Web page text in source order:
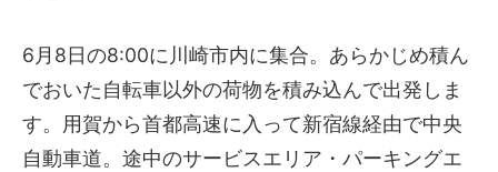
6月8日の8:00に川崎市内に集合。あらかじめ積ん
でおいた自転車以外の荷物を積み込んで出発しま
す。用賀から首都高速に入って新宿線経由で中央
自動車道。途中のサービスエリア・パーキングエ